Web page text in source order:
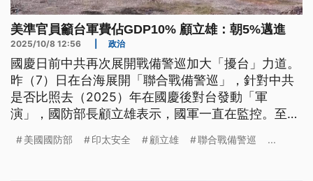
美準官員籲台軍費佔GDP10% 顧立雄：朝5%邁進
2025/10/8 12:56 政治
國慶日前中共再次展開戰備警巡加大「擾台」力道。
昨（7）日在台海展開「聯合戰備警巡」，針對中共
是否比照去（2025）年在國慶後對台發動「軍
演」，國防部長顧立雄表示，國軍一直在監控。至於
（John Noh）表態，支持美國總統川普提出台灣國
美國國防部 印太安全 顧立雄 聯合戰備警巡 ...